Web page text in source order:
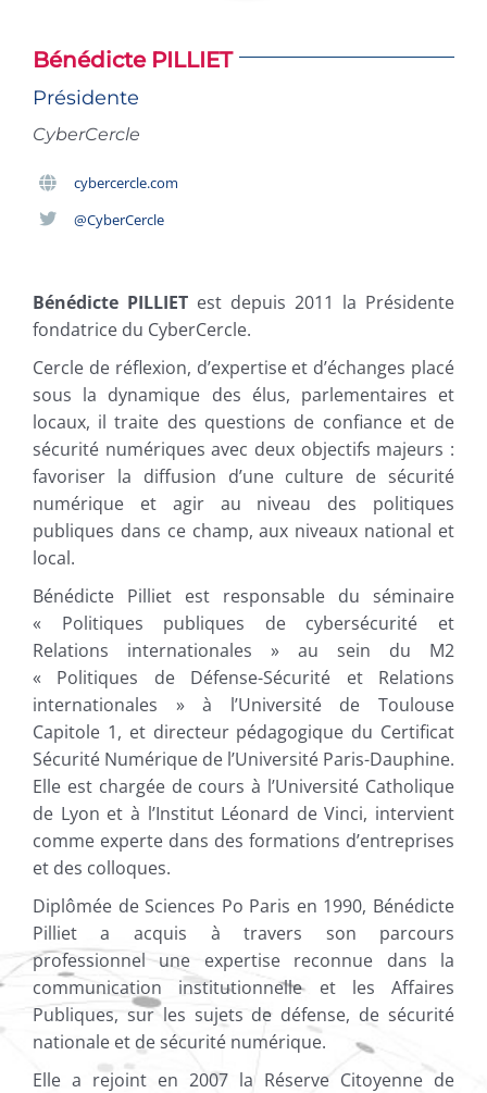
Bénédicte PILLIET
Présidente
CyberCercle
cybercercle.com
@CyberCercle
Bénédicte PILLIET est depuis 2011 la Présidente
fondatrice du CyberCercle.
Cercle de réflexion, d’expertise et d’échanges placé
sous la dynamique des élus, parlementaires et
locaux, il traite des questions de confiance et de
sécurité numériques avec deux objectifs majeurs :
favoriser la diffusion d’une culture de sécurité
numérique et agir au niveau des politiques
publiques dans ce champ, aux niveaux national et
local.
Bénédicte Pilliet est responsable du séminaire
« Politiques publiques de cybersécurité et
Relations internationales » au sein du M2
« Politiques de Défense-Sécurité et Relations
internationales » à l’Université de Toulouse
Capitole 1, et directeur pédagogique du Certificat
Sécurité Numérique de l’Université Paris-Dauphine.
Elle est chargée de cours à l’Université Catholique
de Lyon et à l’Institut Léonard de Vinci, intervient
comme experte dans des formations d’entreprises
et des colloques.
Diplômée de Sciences Po Paris en 1990, Bénédicte
Pilliet a acquis à travers son parcours
professionnel une expertise reconnue dans la
communication institutionnelle et les Affaires
Publiques, sur les sujets de défense, de sécurité
nationale et de sécurité numérique.
Elle a rejoint en 2007 la Réserve Citoyenne de